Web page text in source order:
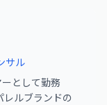
サル
として勤務
ルブランドの